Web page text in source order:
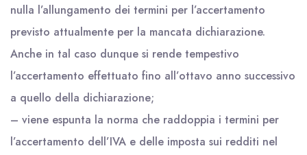
nulla l’allungamento dei termini per l’accertamento
previsto attualmente per la mancata dichiarazione.
Anche in tal caso dunque si rende tempestivo
l’accertamento effettuato fino all’ottavo anno successivo
a quello della dichiarazione;
– viene espunta la norma che raddoppia i termini per
l’accertamento dell’IVA e delle imposta sui redditi nel